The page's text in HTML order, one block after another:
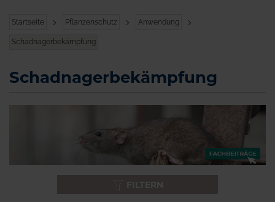
Startseite Pflanzenschutz Anwendung
Schadnagerbekämpfung
Schadnagerbekämpfung